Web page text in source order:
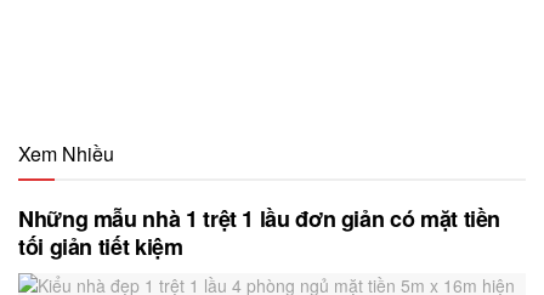
Xem Nhiều
Những mẫu nhà 1 trệt 1 lầu đơn giản có mặt tiền
tối giản tiết kiệm